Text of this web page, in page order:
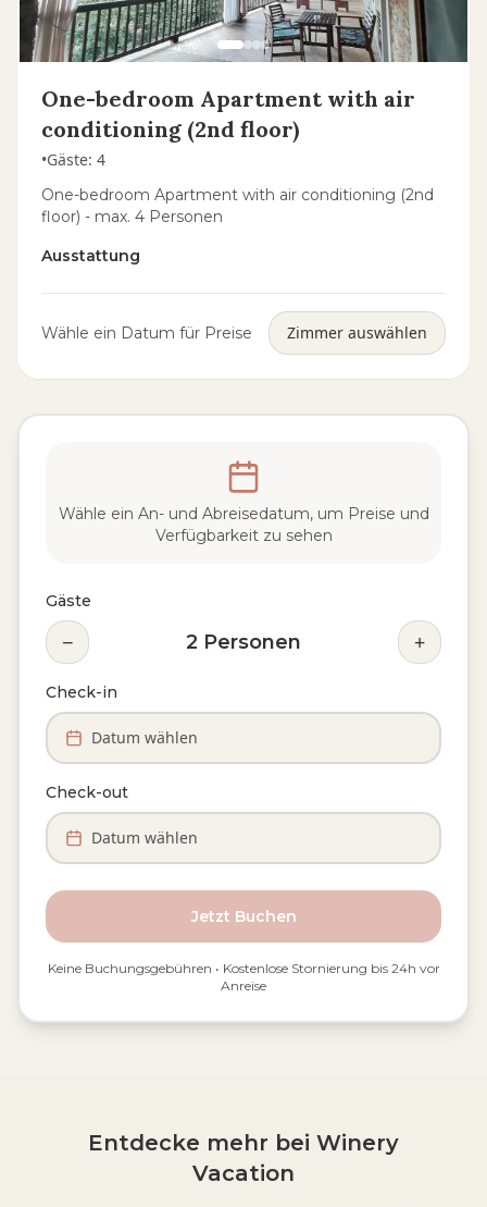
One-bedroom Apartment with air
conditioning (2nd floor)
•Gäste: 4
One-bedroom Apartment with air conditioning (2nd
floor) - max. 4 Personen
Ausstattung
Wähle ein Datum für Preise Zimmer auswählen
Wähle ein An- und Abreisedatum, um Preise und
Verfügbarkeit zu sehen
Gäste
− 2 Personen +
Check-in
Datum wählen
Check-out
Datum wählen
Jetzt Buchen
Keine Buchungsgebühren • Kostenlose Stornierung bis 24h vor
Anreise
Entdecke mehr bei Winery
Vacation